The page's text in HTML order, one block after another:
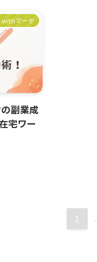
withマーケ
副業成
宅ワー
1